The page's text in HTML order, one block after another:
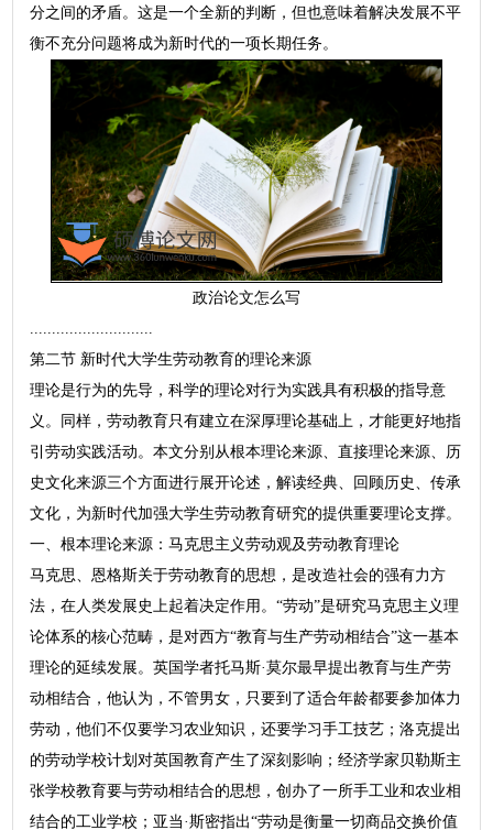
分之间的矛盾。这是一个全新的判断，但也意味着解决发展不平
衡不充分问题将成为新时代的一项长期任务。
政治论文怎么写
第二节 新时代大学生劳动教育的理论来源
理论是行为的先导，科学的理论对行为实践具有积极的指导意
义。同样，劳动教育只有建立在深厚理论基础上，才能更好地指
引劳动实践活动。本文分别从根本理论来源、直接理论来源、历
史文化来源三个方面进行展开论述，解读经典、回顾历史、传承
文化，为新时代加强大学生劳动教育研究的提供重要理论支撑。
一、根本理论来源：马克思主义劳动观及劳动教育理论
马克思、恩格斯关于劳动教育的思想，是改造社会的强有力方
法，在人类发展史上起着决定作用。“劳动”是研究马克思主义理
论体系的核心范畴，是对西方“教育与生产劳动相结合”这一基本
理论的延续发展。英国学者托马斯·莫尔最早提出教育与生产劳
动相结合，他认为，不管男女，只要到了适合年龄都要参加体力
劳动，他们不仅要学习农业知识，还要学习手工技艺；洛克提出
的劳动学校计划对英国教育产生了深刻影响；经济学家贝勒斯主
张学校教育要与劳动相结合的思想，创办了一所手工业和农业相
结合的工业学校；亚当·斯密指出“劳动是衡量一切商品交换价值